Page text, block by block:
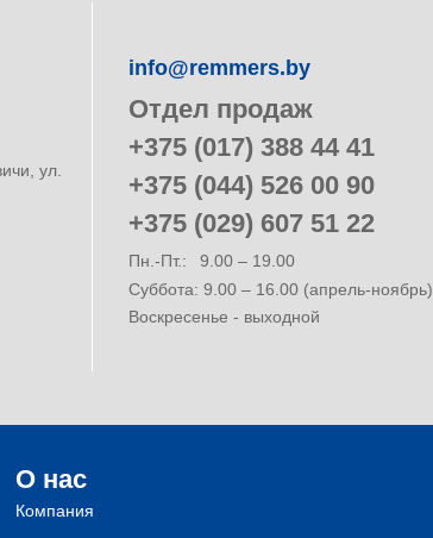
ул.
info@remmers.by
Отдел продаж
+375 (017) 388 44 41
+375 (044) 526 00 90
+375 (029) 607 51 22
Пн.-Пт.:
9.00 – 19.00
Суббота: 9.00 – 16.00 (апрель-ноябрь)
Воскресенье - выходной
О нас
Компания